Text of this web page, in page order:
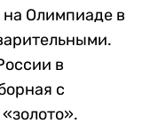
Олимпиаде в
в
с